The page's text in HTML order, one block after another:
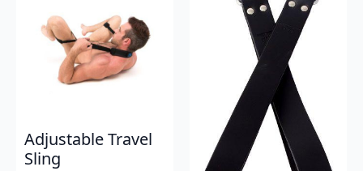
Adjustable Travel
Sling